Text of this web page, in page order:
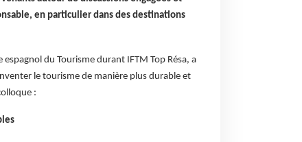
en particulier dans des destinations
espagnol du Tourisme durant IFTM Top Résa, a
le tourisme de manière plus durable et
: